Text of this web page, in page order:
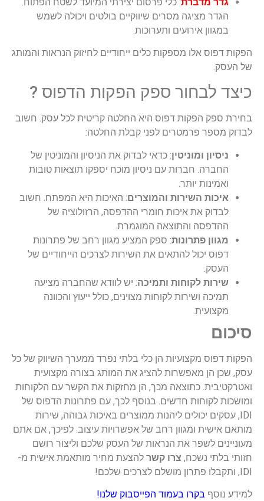
הגדר מציגה מסרים שיווקיים בולטים ויכולה לשמש
במגוון אירועים ותערוכות.
הפקות דפוס אלו מספקות כלים ייחודיים לחיזוק הנראות והמותג
של העסק.
כיצד לבחור ספק הפקות הדפוס ?
בחירת ספק הפקות דפוס היא החלטה קריטית לכל עסק. חשוב
לבדוק מספר פרמטרים לפני קבלת החלטה:
ניסיון ומוניטין: כדאי לבדוק את הניסיון והמוניטין של
החברה. חברות עם ניסיון מוכח יספקו תוצאות טובות
ואמינות יותר.
איכות השירות והמוצרים: האיכות היא המפתח. חשוב
לבדוק את איכות חומרי ההדפסה, הרזולוציה של
ההדפסה והתוצאה המוגמרת.
מגוון פתרונות: ספק המציע מגוון רחב של פתרונות
דפוס יכול להתאים את השירות לצרכים הייחודיים של
העסק.
שירות לקוחות ותמיכה: יש לוודא שהחברה מציעה
תמיכה ושירות לקוחות מצוינים, כולל ייעוץ והכוונה
מקצועית.
סיכום
הפקות דפוס מקצועיות הן כלי בלתי נפרד ממערך השיווק של כל
עסק, שכן הן מאפשרות להציג את המותג בצורה מקצועית
ואטרקטיבית. כתוצאה מכך, הן מחזקות את הקשר עם הלקוחות
ומושכות לקוחות חדשים. בנוסף לכך, עם פתרונות הדפוס של
IDI, עסקים יכולים ליהנות ממוצרים באיכות גבוהה, שירות
מותאם אישית ומגוון רחב של אפשרויות עיצוב. לפיכך, אם אתם
מעוניינים לשפר את הנראות של העסק שלכם וליצור רושם
חזותי בלתי נשכח, צרו קשר להצעת מחיר מותאמת אישית מ-
IDI, ותקבלו פתרון מושלם לצרכים שלכם!
למידע נוסף בקרו בעמוד הפייסבוק שלנו!